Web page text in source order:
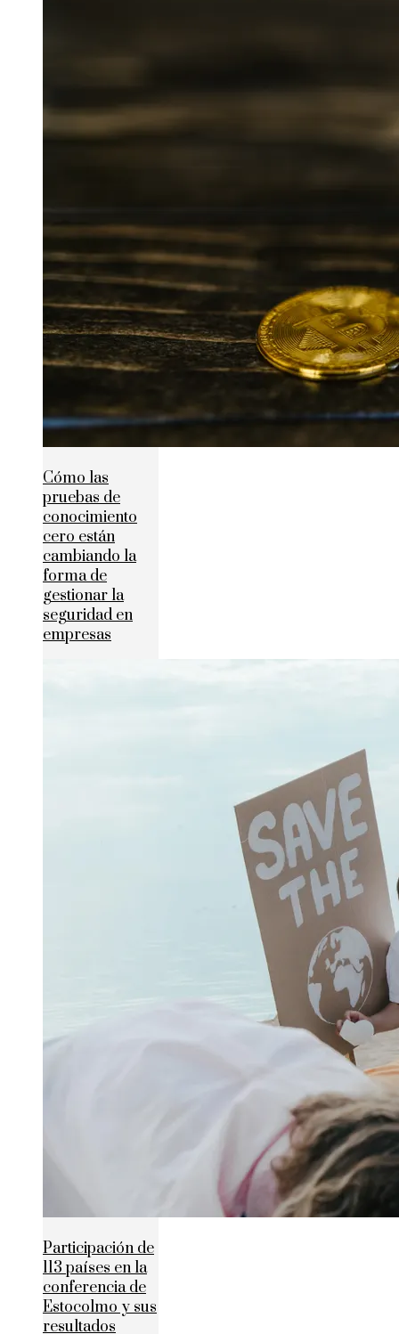
Cómo las
pruebas de
conocimiento
cero están
cambiando la
forma de
gestionar la
seguridad en
empresas
Participación de
113 países en la
conferencia de
Estocolmo y sus
resultados